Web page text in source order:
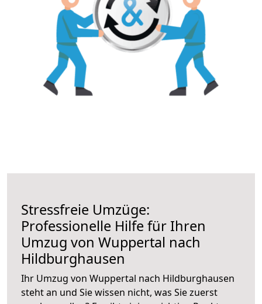
Stressfreie Umzüge:
Professionelle Hilfe für Ihren
Umzug von Wuppertal nach
Hildburghausen
Ihr Umzug von Wuppertal nach Hildburghausen
steht an und Sie wissen nicht, was Sie zuerst